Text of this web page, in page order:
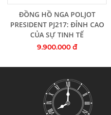
Thêm vào giỏ hàng
ĐỒNG HỒ NGA POLJOT
PRESIDENT PJ217: ĐỈNH CAO
CỦA SỰ TINH TẾ
9.900.000 đ